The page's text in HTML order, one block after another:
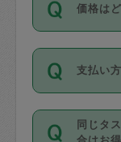
超えて
利用く
の上事
お、3
いませ
価格は
11種類
身が価
タスカ
があり
値、な
支払い
お支払
Master
同じタ